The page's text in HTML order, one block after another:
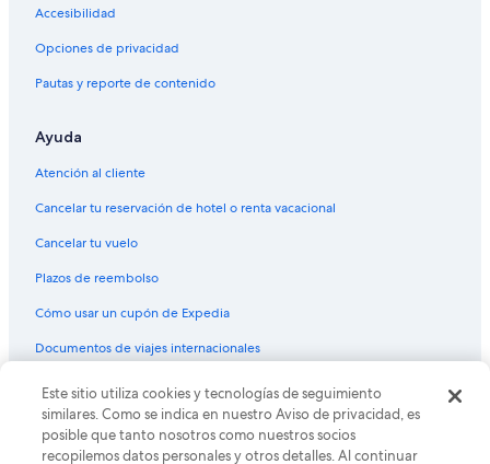
Accesibilidad
Opciones de privacidad
Pautas y reporte de contenido
Ayuda
Atención al cliente
Cancelar tu reservación de hotel o renta vacacional
Cancelar tu vuelo
Plazos de reembolso
Cómo usar un cupón de Expedia
Documentos de viajes internacionales
© 2026 Expedia, Inc., una empresa de Expedia Group. Todos los
derechos reservados. Expedia y el logo de Expedia son marcas
registradas o marcas comerciales de Expedia, Inc. CST# 2029030-50.
Este sitio utiliza cookies y tecnologías de seguimiento
similares. Como se indica en nuestro Aviso de privacidad, es
posible que tanto nosotros como nuestros socios
recopilemos datos personales y otros detalles. Al continuar